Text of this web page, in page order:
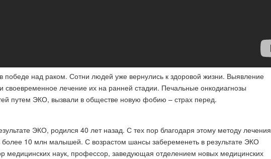
победе над раком. Сотни людей уже вернулись к здоровой жизни. Выявление
своевременное лечение их на ранней стадии. Печальные онкодиагнозы
путем ЭКО, вызвали в обществе новую фобию – страх перед.
ЭКО, родился 40 лет назад. С тех пор благодаря этому методу лечения
более 10 млн малышей. С возрастом шансы забеременеть в результате ЭКО
медицинских наук, профессор, заведующая отделением новых медицинских